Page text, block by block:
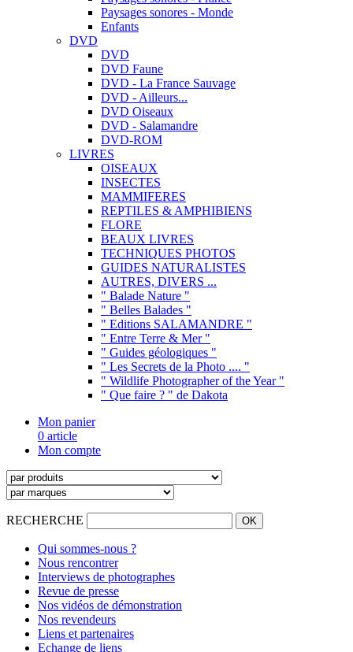
Paysages sonores - Monde
Enfants
DVD
DVD
DVD Faune
DVD - La France Sauvage
DVD - Ailleurs...
DVD Oiseaux
DVD - Salamandre
DVD-ROM
LIVRES
OISEAUX
INSECTES
MAMMIFERES
REPTILES & AMPHIBIENS
FLORE
BEAUX LIVRES
TECHNIQUES PHOTOS
GUIDES NATURALISTES
AUTRES, DIVERS ...
" Balade Nature "
" Belles Balades "
" Editions SALAMANDRE "
" Entre Terre & Mer "
" Guides géologiques "
" Les Secrets de la Photo .... "
" Wildlife Photographer of the Year "
" Que faire ? " de Dakota
Mon panier
0 article
Mon compte
RECHERCHE
Qui sommes-nous ?
Nous rencontrer
Interviews de photographes
Revue de presse
Nos vidéos de démonstration
Nos revendeurs
Liens et partenaires
Echange de liens